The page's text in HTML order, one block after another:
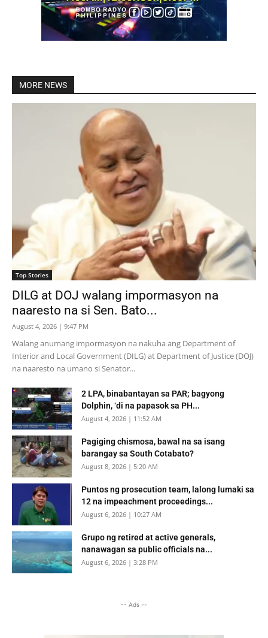
MORE NEWS
Top Stories
DILG at DOJ walang impormasyon na
naaresto na si Sen. Bato...
August 4, 2026 | 9:47 PM
Walang anumang impormasyon na nakuha ang Department of
Interior and Local Government (DILG) at Department of Justice (DOJ)
na naaresto na umano si Senator...
2 LPA, binabantayan sa PAR; bagyong
Dolphin, ‘di na papasok sa PH...
August 4, 2026 | 11:52 AM
Pagiging chismosa, bawal na sa isang
barangay sa South Cotabato?
August 8, 2026 | 5:20 AM
Puntos ng prosecution team, lalong lumaki sa
12 na impeachment proceedings...
August 6, 2026 | 10:27 AM
Grupo ng retired at active generals,
nanawagan sa public officials na...
August 6, 2026 | 3:28 PM
-- Ads --